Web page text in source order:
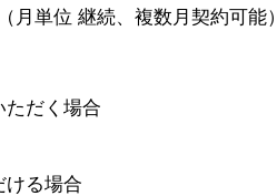
月単位 継続、複数月契約可能）
ただく場合
ける場合